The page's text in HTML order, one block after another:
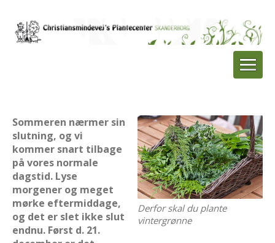
Derfor skal du plante
vintergrønne
Sommeren nærmer sin
slutning, og vi
kommer snart tilbage
på vores normale
dagstid. Lyse
morgener og meget
mørke eftermiddage,
og det er slet ikke slut
endnu. Først d. 21.